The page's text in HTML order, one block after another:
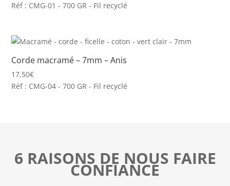
Réf : CMG-01 - 700 GR - Fil recyclé
Corde macramé – 7mm – Anis
17,50€
Réf : CMG-04 - 700 GR - Fil recyclé
6 RAISONS DE NOUS FAIRE
CONFIANCE